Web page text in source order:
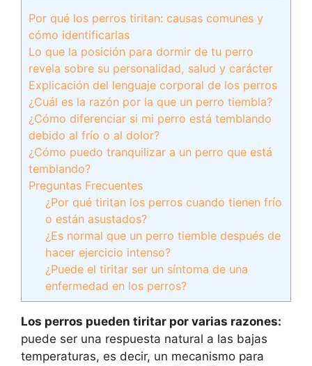
Por qué los perros tiritan: causas comunes y
cómo identificarlas
Lo que la posición para dormir de tu perro
revela sobre su personalidad, salud y carácter
Explicación del lenguaje corporal de los perros
¿Cuál es la razón por la que un perro tiembla?
¿Cómo diferenciar si mi perro está temblando
debido al frío o al dolor?
¿Cómo puedo tranquilizar a un perro que está
temblando?
Preguntas Frecuentes
¿Por qué tiritan los perros cuando tienen frío
o están asustados?
¿Es normal que un perro tiemble después de
hacer ejercicio intenso?
¿Puede el tiritar ser un síntoma de una
enfermedad en los perros?
Los perros pueden tiritar por varias razones:
puede ser una respuesta natural a las bajas
temperaturas, es decir, un mecanismo para